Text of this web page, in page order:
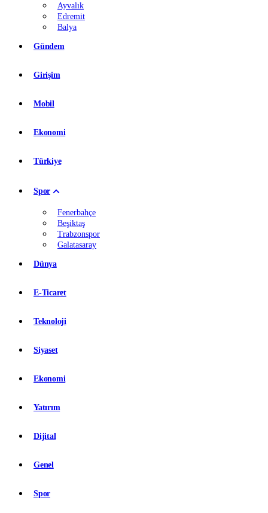
Ayvalık
Edremit
Balya
Gündem
Girişim
Mobil
Ekonomi
Türkiye
Spor
Fenerbahçe
Beşiktaş
Trabzonspor
Galatasaray
Dünya
E-Ticaret
Teknoloji
Siyaset
Ekonomi
Yatırım
Dijital
Genel
Spor